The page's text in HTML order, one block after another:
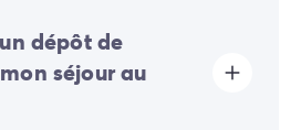
faudra donc l’acquitter lors
en ligne ou une fois sur place.
dépôt de
séjour au